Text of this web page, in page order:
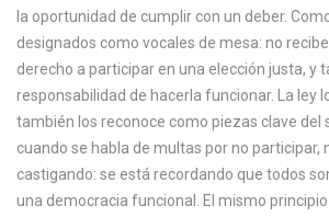
la oportunidad de cumplir con un deber.
designados como vocales de mesa: no
derecho a participar en una elección justa, y
responsabilidad de hacerla funcionar. La ley
también los reconoce como piezas clave del
cuando se habla de multas por no participar,
castigando: se está recordando que todos
una democracia funcional. El mismo